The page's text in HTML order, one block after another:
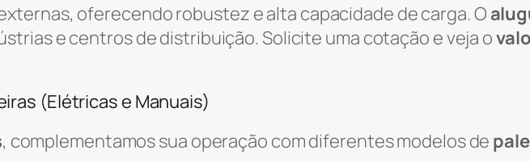
oferecendo robustez e alta capacidade de carga. O
e centros de distribuição. Solicite uma cotação e veja o
(Elétricas e Manuais)
, complementamos sua operação com diferentes modelos de